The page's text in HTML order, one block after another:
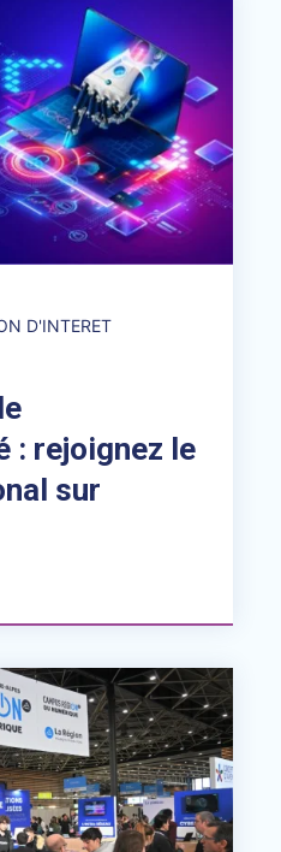
D'INTERET
: rejoignez le
sur